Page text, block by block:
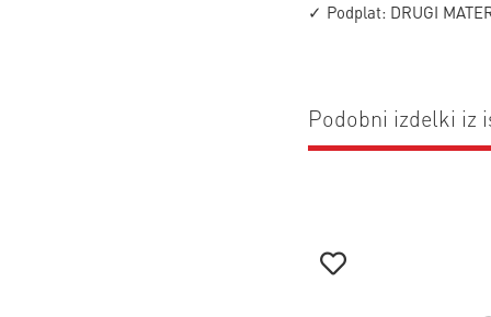
✓ Podplat: DRUGI
Podobni izdelki iz